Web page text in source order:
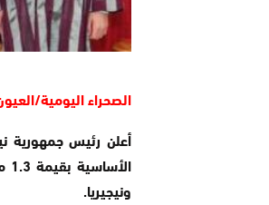
الصحراء اليومية/
أعلن رئيس جمهورية
ونيجيريا.